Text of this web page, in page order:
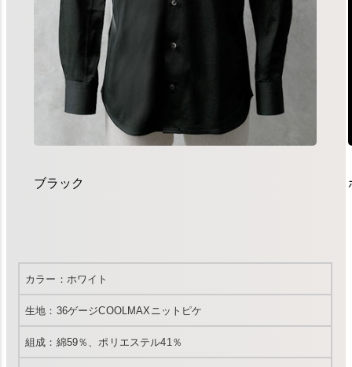
ブラック
カラー：ホワイト
生地：36ゲージCOOLMAXニットピケ
組成：綿59％、ポリエステル41％